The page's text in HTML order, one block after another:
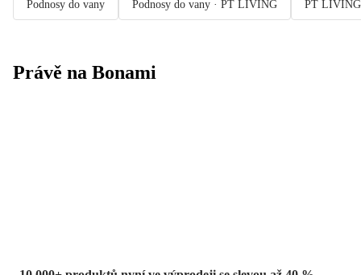
Podnosy do vany Podnosy do vany · PT LIVING PT LIVING
Právě na Bonami